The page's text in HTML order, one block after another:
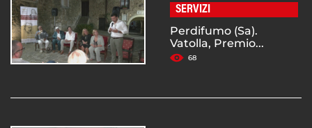
SERVIZI
Perdifumo (Sa).
Vatolla, Premio...
68